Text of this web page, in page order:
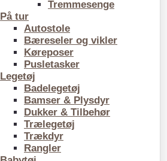
Tremmesenge
På tur
Autostole
Bæreseler og vikler
Køreposer
Pusletasker
Legetøj
Badelegetøj
Bamser & Plysdyr
Dukker & Tilbehør
Trælegetøj
Trækdyr
Rangler